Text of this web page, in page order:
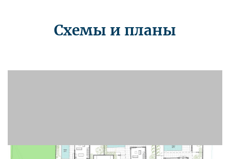
Схемы и планы